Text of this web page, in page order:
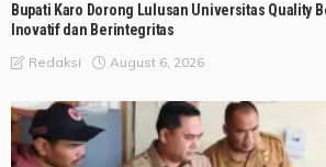
Bupati Karo Dorong Lulusan Universitas Quality
Inovatif dan Berintegritas
Redaksi August 6, 2026